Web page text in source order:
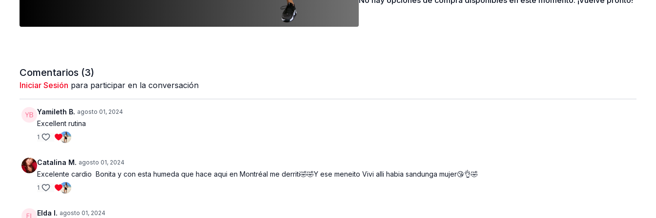
Comentarios (3)
Iniciar Sesión para participar en la conversación
Yamileth B. agosto 01, 2024
Excellent rutina
1
Catalina M. agosto 01, 2024
Excelente cardio Bonita y con esta humeda que hace aqui en Montréal me derriti🤣🤣Y ese meneito Vivi alli habia sandunga mujer😘👌🤣
1
Elda I. agosto 01, 2024